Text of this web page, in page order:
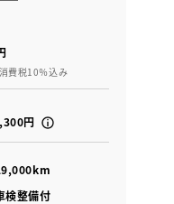
費税10％込み
円
検整備付